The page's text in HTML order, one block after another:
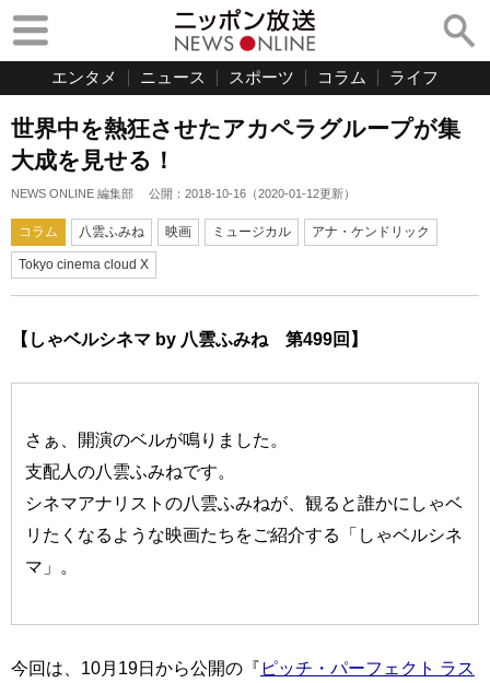
エンタメ ニュース スポーツ コラム ライフ
世界中を熱狂させたアカペラグループが集
大成を見せる！
NEWS ONLINE 編集部 公開： 2018-10-16 （2020-01-12更新）
コラム 八雲ふみね 映画 ミュージカル アナ・ケンドリック
Tokyo cinema cloud X
【しゃベルシネマ by 八雲ふみね 第499回】
さぁ、開演のベルが鳴りました。
支配人の八雲ふみねです。
シネマアナリストの八雲ふみねが、観ると誰かにしゃベ
リたくなるような映画たちをご紹介する「しゃベルシネ
マ」。
今回は、10月19日から公開の『 ピッチ・パーフェクト ラス